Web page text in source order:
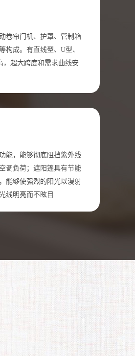
卷帘门机、护罩、管制箱
构成。有直线型、U型、
，超大跨度和需求曲线安
能，能够彻底阻挡紫外线
调负荷；遮阳篷具有节能
能够使强烈的阳光以漫射
线明亮而不眩目